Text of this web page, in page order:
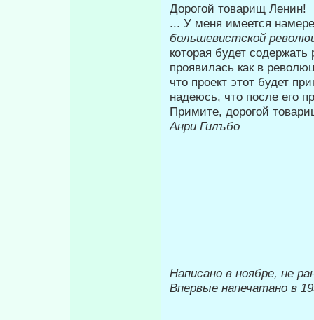
Дорогой товарищ Ленин!
... У меня имеется
большевистской
ко­торая будет
проявилась как в
что проект этот бу­дет
надеюсь, что после его
Примите, дорогой
Анри Гилъбо
Написано в ноябре, не
Впервые напечатано в